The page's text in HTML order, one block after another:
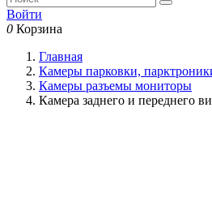
Войти
0 Корзина
Главная
Камеры парковки,
Камеры разъемы мониторы
Камера заднего и переднего